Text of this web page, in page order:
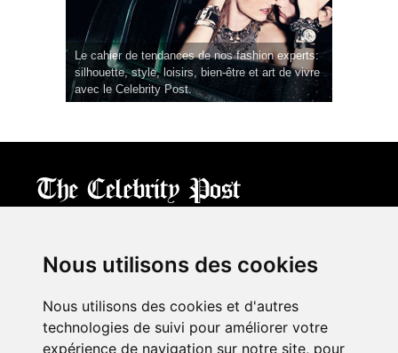
Nous utilisons des cookies
Nous utilisons des cookies et d'autres
technologies de suivi pour améliorer votre
expérience de navigation sur notre site, pour
Le cahier de tendances de nos fashion experts:
silhouette, style, loisirs, bien-être et art de vivre
avec le Celebrity Post.
Terms of Use| Privacy|Cookies Policy (Mes préférences)
À propos
Mentions légales